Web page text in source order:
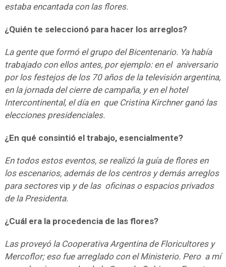
estaba encantada con las flores.
¿Quién te seleccionó para hacer los arreglos?
La gente que formó el grupo del Bicentenario. Ya había
trabajado con ellos antes, por ejemplo: en el aniversario
por los festejos de los 70 años de la televisión argentina,
en la jornada del cierre de campaña, y en el hotel
Intercontinental, el día en que Cristina Kirchner ganó las
elecciones presidenciales.
¿En qué consintió el trabajo, esencialmente?
En todos estos eventos, se realizó la guía de flores en
los escenarios, además de los centros y demás arreglos
para sectoresvipy de las oficinas o espacios privados
de la Presidenta.
¿Cuál era la procedencia de las flores?
Las proveyó la Cooperativa Argentina de Floricultores y
Mercoflor; eso fue arreglado con el Ministerio. Pero a mí